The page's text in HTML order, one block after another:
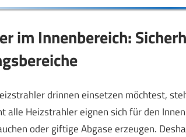
im Innenbereich:
drinnen einsetzen möchtest,
alle Heizstrahler eignen sich für den
oder giftige Abgase erzeugen.